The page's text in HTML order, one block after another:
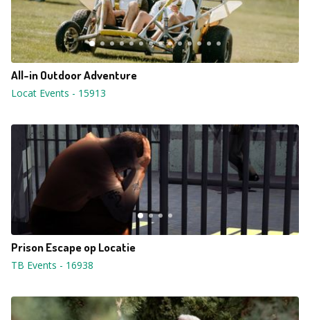
All-in Outdoor Adventure
Locat Events - 15913
Prison Escape op Locatie
TB Events - 16938